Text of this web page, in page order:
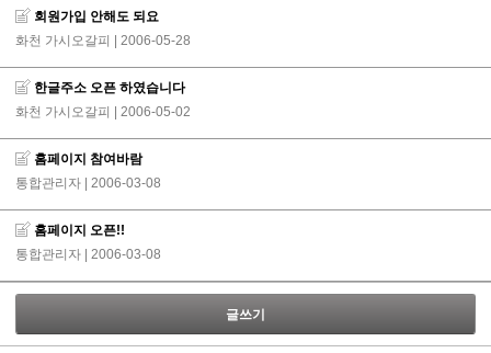
회원가입 안해도 되요
화천 가시오갈피
| 2006-05-28
한글주소 오픈 하였습니다
화천 가시오갈피
| 2006-05-02
홈페이지 참여바람
통합관리자
| 2006-03-08
홈페이지 오픈!!
통합관리자
| 2006-03-08
글쓰기